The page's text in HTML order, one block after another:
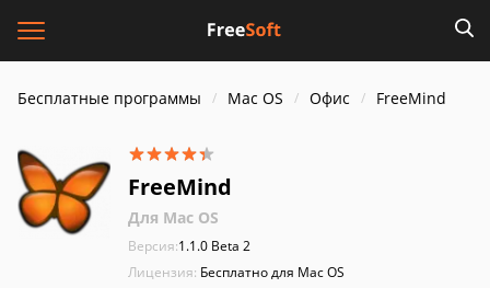
Бесплатные программы Mac OS Офис FreeMind
FreeMind
Для Mac OS
Версия:1.1.0 Beta 2
Лицензия: Бесплатно для Mac OS